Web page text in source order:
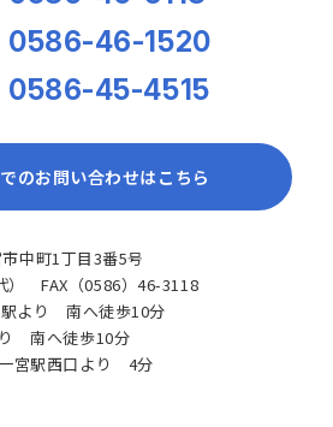
0586-46-1520
0586-45-4515
のお問い合わせはこちら
中町1丁目3番5号
） FAX（0586）46-3118
より 南へ徒歩10分
南へ徒歩10分
宮駅西口より 4分